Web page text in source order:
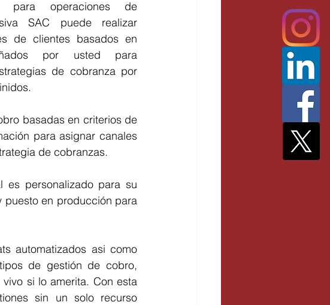
para operaciones de
SAC puede realizar
de clientes basados en
por usted para
de cobranza por
basadas en criterios de
para asignar canales
de cobranzas.
personalizado para su
puesto en producción para
automatizados asi como
de gestión de cobro,
si lo amerita. Con esta
sin un solo recurso